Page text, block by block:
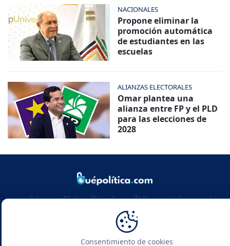
NACIONALES
Propone eliminar la
promoción automática
de estudiantes en las
escuelas
ALIANZAS ELECTORALES
Omar plantea una
alianza entre FP y el PLD
para las elecciones de
2028
Noticias y análisis político de República Dominicana y el
mundo. Infórmate con rigor, actualidad y las claves de la
política global.
Consentimiento de cookies